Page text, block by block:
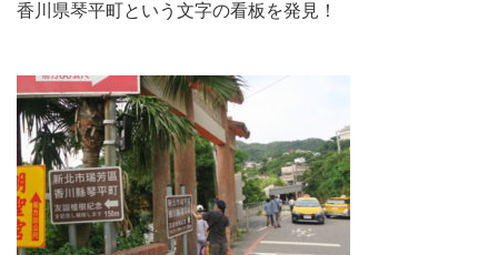
香川県琴平町という文字の看板を発見！